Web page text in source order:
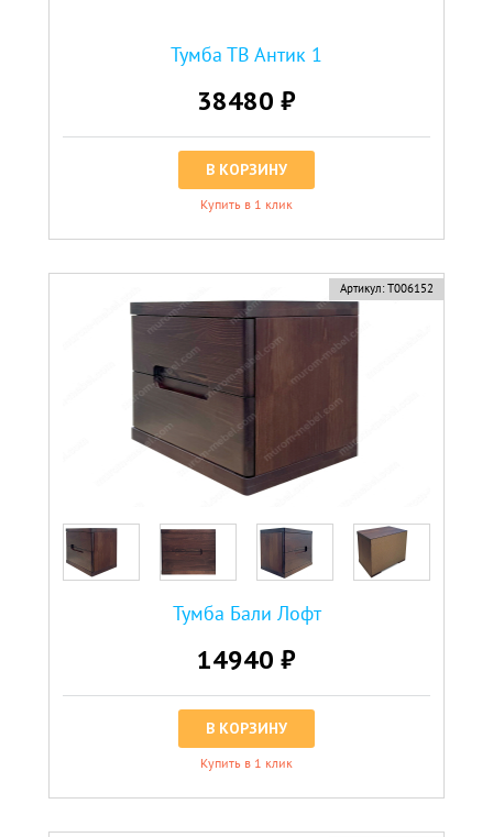
Тумба ТВ Антик 1
38480 ₽
В КОРЗИНУ
Купить в 1 клик
Артикул: Т006152
Тумба Бали Лофт
14940 ₽
В КОРЗИНУ
Купить в 1 клик